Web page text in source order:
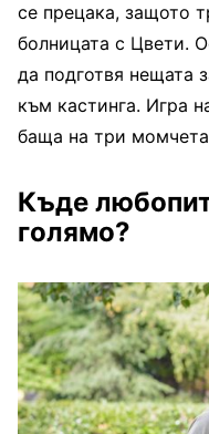
се прецака, защото
болницата с Цвети.
да подготвя нещата
към кастинга. Игра
баща на три
Къде
голямо?